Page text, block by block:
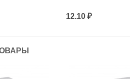
12.10 ₽